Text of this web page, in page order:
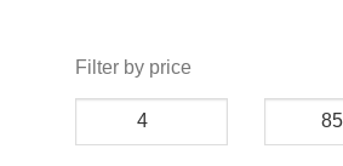
Filter by price